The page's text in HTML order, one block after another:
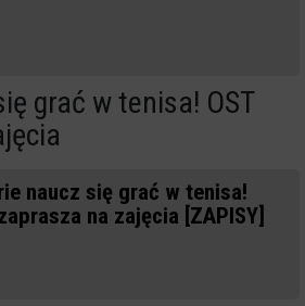
grać w tenisa! OST
naucz się grać w tenisa!
na zajęcia [ZAPISY]